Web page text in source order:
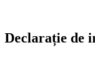
Declarație de